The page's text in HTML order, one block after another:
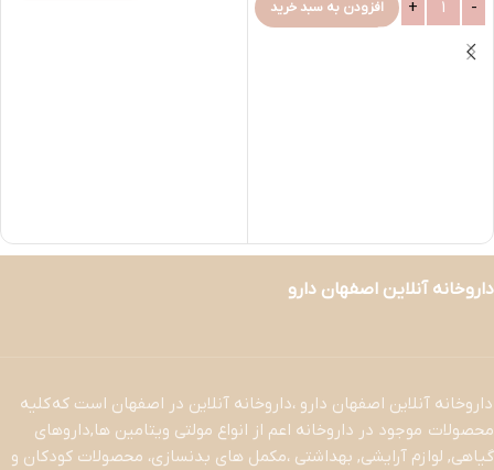
افزودن به سبد خرید
داروخانه آنلاین اصفهان دارو
داروخانه آنلاین اصفهان دارو ،داروخانه آنلاین در اصفهان است که کلیه
محصولات موجود در داروخانه اعم از انواع مولتی ویتامین ها,داروهای
گیاهی, لوازم آرایشی, بهداشتی ،مکمل های بدنسازی، محصولات کودکان و